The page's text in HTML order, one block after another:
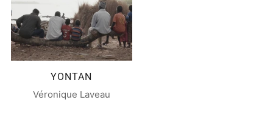
YONTAN
Véronique Laveau